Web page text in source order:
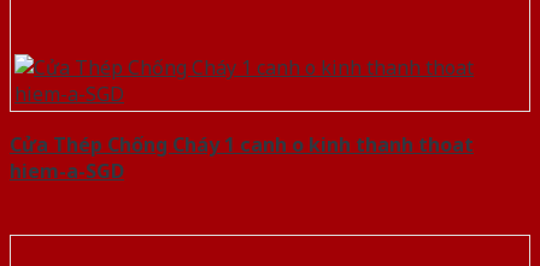
Cửa Thép Chống Cháy 1 canh o kinh thanh thoat
hiem-a-SGD